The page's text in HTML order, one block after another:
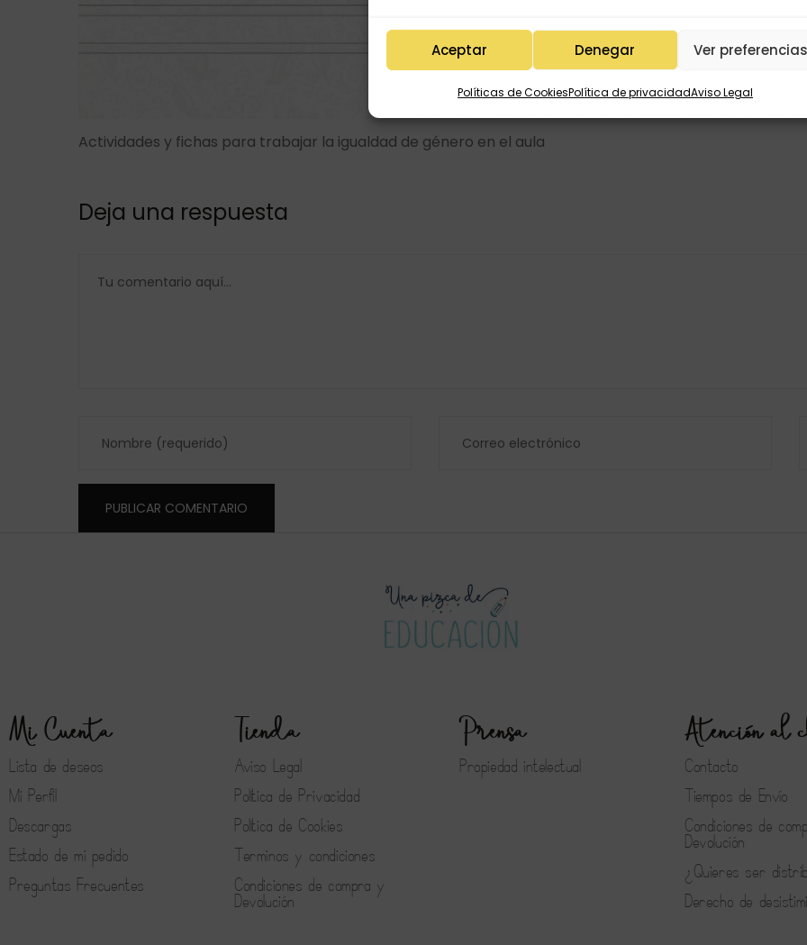
Aceptar Denegar Ver
Políticas de CookiesPolítica de privacidadAviso Legal
Actividades y fichas para trabajar la igualdad de género en el aula
Deja una respuesta
Mi Cuenta
Lista de deseos
Mi Perfil
Descargas
Estado de mi pedido
Preguntas Frecuentes
Tienda
Aviso Legal
Política de Privacidad
Política de Cookies
Terminos y condiciones
Condiciones de compra y
Devolución
Prensa
Propiedad intelectual
Atención al
Contacto
Tiempos de Envío
Condiciones de
Devolución
¿Quieres ser
Derecho de